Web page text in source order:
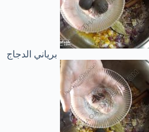
برياني الدجاج